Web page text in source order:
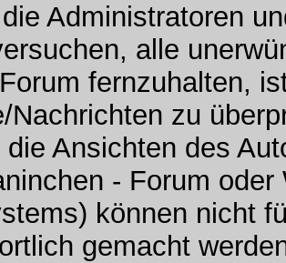
Administratoren
alle
fernzuhalten,
Nachrichten zu
die Ansichten des
- Forum
können nicht
gemacht